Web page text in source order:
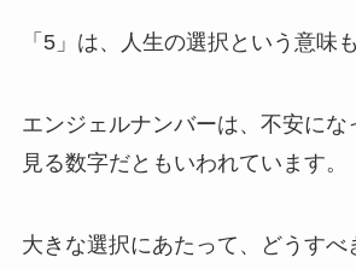
「5」は、人生の選択という意味
エンジェルナンバーは、不安にな
見る数字だともいわれています。
大きな選択にあたって、どうすべ